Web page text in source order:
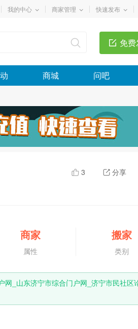
我的中心 商家管理 快速发布
免
商城 问吧
3 分享
商家
属性
搬家
类别
网_山东济宁市综合门户网_济宁市民社区